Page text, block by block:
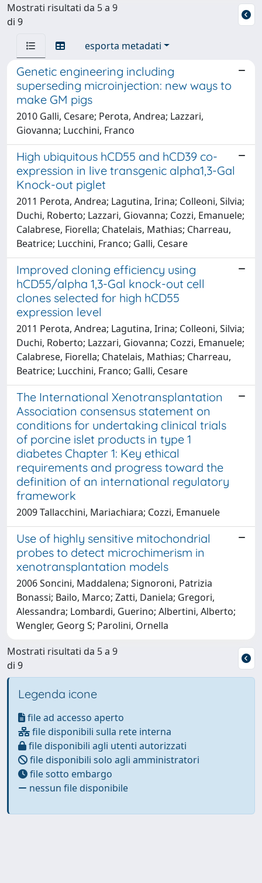
Mostrati risultati da 5 a 9
di 9
esporta metadati
Genetic engineering including
superseding microinjection: new ways to
make GM pigs
2010 Galli, Cesare; Perota, Andrea; Lazzari,
Giovanna; Lucchini, Franco
High ubiquitous hCD55 and hCD39 co-
expression in live transgenic alpha1,3-Gal
Knock-out piglet
2011 Perota, Andrea; Lagutina, Irina; Colleoni, Silvia;
Duchi, Roberto; Lazzari, Giovanna; Cozzi, Emanuele;
Calabrese, Fiorella; Chatelais, Mathias; Charreau,
Beatrice; Lucchini, Franco; Galli, Cesare
Improved cloning efficiency using
hCD55/alpha 1,3-Gal knock-out cell
clones selected for high hCD55
expression level
2011 Perota, Andrea; Lagutina, Irina; Colleoni, Silvia;
Duchi, Roberto; Lazzari, Giovanna; Cozzi, Emanuele;
Calabrese, Fiorella; Chatelais, Mathias; Charreau,
Beatrice; Lucchini, Franco; Galli, Cesare
The International Xenotransplantation
Association consensus statement on
conditions for undertaking clinical trials
of porcine islet products in type 1
diabetes Chapter 1: Key ethical
requirements and progress toward the
definition of an international regulatory
framework
2009 Tallacchini, Mariachiara; Cozzi, Emanuele
Use of highly sensitive mitochondrial
probes to detect microchimerism in
xenotransplantation models
2006 Soncini, Maddalena; Signoroni, Patrizia
Bonassi; Bailo, Marco; Zatti, Daniela; Gregori,
Alessandra; Lombardi, Guerino; Albertini, Alberto;
Wengler, Georg S; Parolini, Ornella
Mostrati risultati da 5 a 9
di 9
Legenda icone
file ad accesso aperto
file disponibili sulla rete interna
file disponibili agli utenti autorizzati
file disponibili solo agli amministratori
file sotto embargo
nessun file disponibile